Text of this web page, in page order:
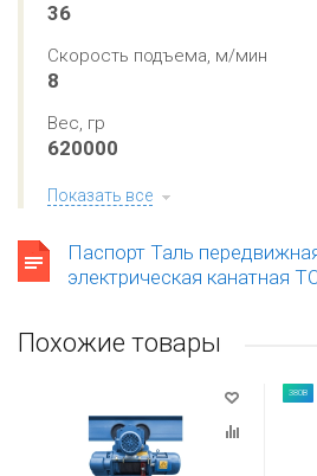
36
Скорость подъема, м/мин
8
Вес, гр
620000
Показать все
Паспорт Таль
электрическая канатная
Похожие товары
380В